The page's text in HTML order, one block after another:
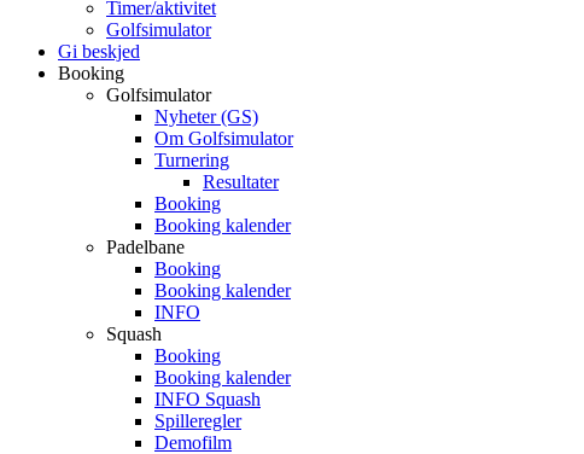
Timer/aktivitet
Golfsimulator
Gi beskjed
Booking
Golfsimulator
Nyheter (GS)
Om Golfsimulator
Turnering
Resultater
Booking
Booking kalender
Padelbane
Booking
Booking kalender
INFO
Squash
Booking
Booking kalender
INFO Squash
Spilleregler
Demofilm